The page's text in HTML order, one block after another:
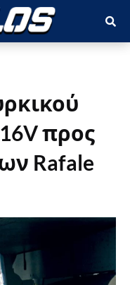
προς
Rafale